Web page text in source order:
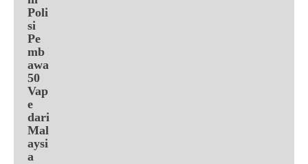
Poli
si
Pe
mb
awa
50
Vap
e
dari
Mal
aysi
a